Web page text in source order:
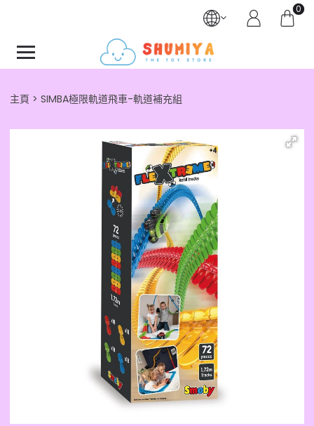
0
主頁 SIMBA極限軌道飛車-軌道補充組